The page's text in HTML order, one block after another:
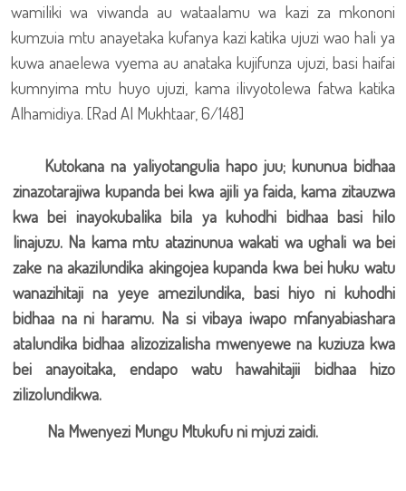
wamiliki wa viwanda au wataalamu wa kazi za mkononi
kumzuia mtu anayetaka kufanya kazi katika ujuzi wao hali ya
kuwa anaelewa vyema au anataka kujifunza ujuzi, basi haifai
kumnyima mtu huyo ujuzi, kama ilivyotolewa fatwa katika
Alhamidiya. [Rad Al Mukhtaar, 6/148]
Kutokana na yaliyotangulia hapo juu; kununua bidhaa
zinazotarajiwa kupanda bei kwa ajili ya faida, kama zitauzwa
kwa bei inayokubalika bila ya kuhodhi bidhaa basi hilo
linajuzu. Na kama mtu atazinunua wakati wa ughali wa bei
zake na akazilundika akingojea kupanda kwa bei huku watu
wanazihitaji na yeye amezilundika, basi hiyo ni kuhodhi
bidhaa na ni haramu. Na si vibaya iwapo mfanyabiashara
atalundika bidhaa alizozizalisha mwenyewe na kuziuza kwa
bei anayoitaka, endapo watu hawahitajii bidhaa hizo
zilizolundikwa.
Na Mwenyezi Mungu Mtukufu ni mjuzi zaidi.